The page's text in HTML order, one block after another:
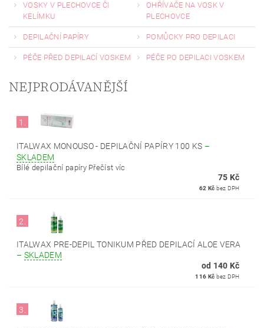
VOSKY V PLECHOVCE ČI
KELÍMKU
OHŘÍVAČE NA VOSK V
PLECHOVCE
DEPILAČNÍ PAPÍRY POMŮCKY PRO DEPILACI
PÉČE PŘED DEPILACÍ VOSKEM PÉČE PO DEPILACI VOSKEM
NEJPRODÁVANĚJŠÍ
1.
ITALWAX MONOUSO - DEPILAČNÍ PAPÍRY 100 KS –
SKLADEM
Bílé depilační papíry Přečíst víc
75 Kč
62 Kč bez DPH
2.
ITALWAX PRE-DEPIL TONIKUM PŘED DEPILACÍ ALOE VERA
– SKLADEM
od 140 Kč
116 Kč bez DPH
3.